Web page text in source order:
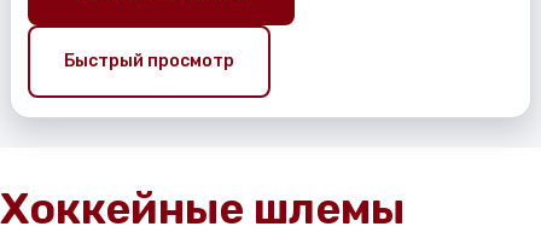
Быстрый просмотр
Хоккейные шлемы